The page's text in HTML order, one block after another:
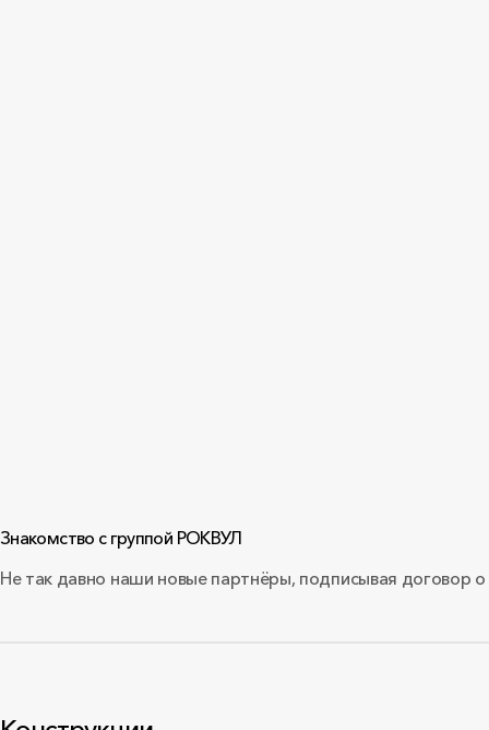
Знакомство с группой РОКВУЛ
Не так давно наши новые партнёры, подписывая договор